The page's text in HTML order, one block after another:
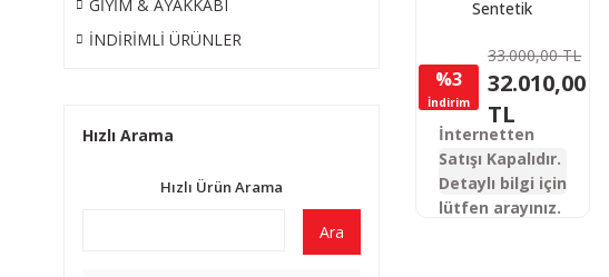
GİYİM & AYAKKABI
İNDİRİMLİ ÜRÜNLER
Hızlı Arama
Hızlı Ürün Arama
Ara
Sentetik
Tüfeği (Vulkar)
%3
İndirim
33.000,00 TL
32.010,00
TL
İnternetten
Satışı Kapalıdır.
Detaylı bilgi için
lütfen arayınız.